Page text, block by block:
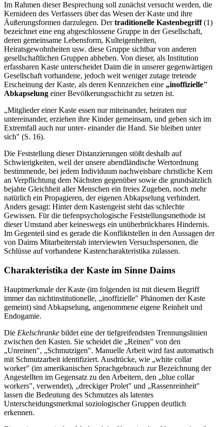
Im Rahmen dieser Besprechung soll zunächst versucht werden, die
Kernideen des Verfassers über das Wesen der Kaste und ihre
Äußerungsformen darzulegen. Dertraditionelle Kastenbegriff(1)
bezeichnet eine eng abgeschlossene Gruppe in der Gesellschaft,
deren gemeinsame Lebensform, Kulteigenheiten,
Heiratsgewohnheiten usw. diese Gruppe sichtbar von anderen
gesellschaftlichen Gruppen abheben. Von dieser, als Institution
erfassbaren Kaste unterscheidet Daim die in unserer gegenwärtigen
Gesellschaft vorhandene, jedoch weit weniger zutage tretende
Erscheinung der Kaste, als deren Kennzeichen eine „inoffizielle"
Abkapselung einer Bevölkerungsschicht zu setzen ist.
„Mitglieder einer Kaste essen nur miteinander, heiraten nur
untereinander, erziehen ihre Kinder gemeinsam, und geben sich im
Extremfall auch nur unter- einander die Hand. Sie bleiben unter
sich" (S. 16).
Die Feststellung dieser Distanzierungen stößt deshalb auf
Schwierigkeiten, weil der unsere abendländische Wertordnung
bestimmende, bei jedem Individuum nachweisbare christliche Kern
an Verpflichtung dem Nächsten gegenüber sowie die grundsätzlich
bejahte Gleichheit aller Menschen ein freies Zugeben, noch mehr
natürlich ein Propagieren, der eigenen Abkapselung verhindert.
Anders gesagt: Hinter dem Kastengeist steht das schlechte
Gewissen. Für die tiefenpsychologische Feststellungsmethode ist
dieser Umstand aber keineswegs ein unüberbrückbares Hindernis.
Im Gegenteil sind es gerade die Konfliktstellen in den Aussagen der
von Daims Mitarbeiterstab interviewten Versuchspersonen, die
Schlüsse auf vorhandene Kastencharakteristika zulassen.
Charakteristika der Kaste im Sinne Daims
Hauptmerkmale der Kaste (im folgenden ist mit diesem Begriff
immer das nichtinstitutionelle, „inoffizielle" Phänomen der Kaste
gemeint) sind Abkapselung, angenommene eigene Reinheit und
Endogamie.
Die Ekelschranke bildet eine der tiefgreifendsten Trennungslinien
zwischen den Kasten. Sie scheidet die „Reinen" von den
„Unreinen", „Schmutzigen". Manuelle Arbeit wird fast automatisch
mit Schmutzarbeit identifiziert. Ausdrücke, wie „white collar
worker" (im amerikanischen Sprachgebrauch zur Bezeichnung der
Angestellten im Gegensatz zu den Arbeitern, den „blue collar
workers", verwendet), „dreckiger Prolet" und „Rassenreinheit"
lassen die Bedeutung des Schmutzes als latentes
Unterscheidungsmerkmal soziologischer Gruppen deutlich
erkennen.